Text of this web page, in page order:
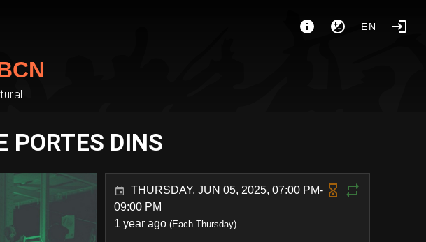
EN
PORTES DINS
THURSDAY, JUN 05, 2025, 07:00 PM-
09:00 PM
1 year ago (Each Thursday)